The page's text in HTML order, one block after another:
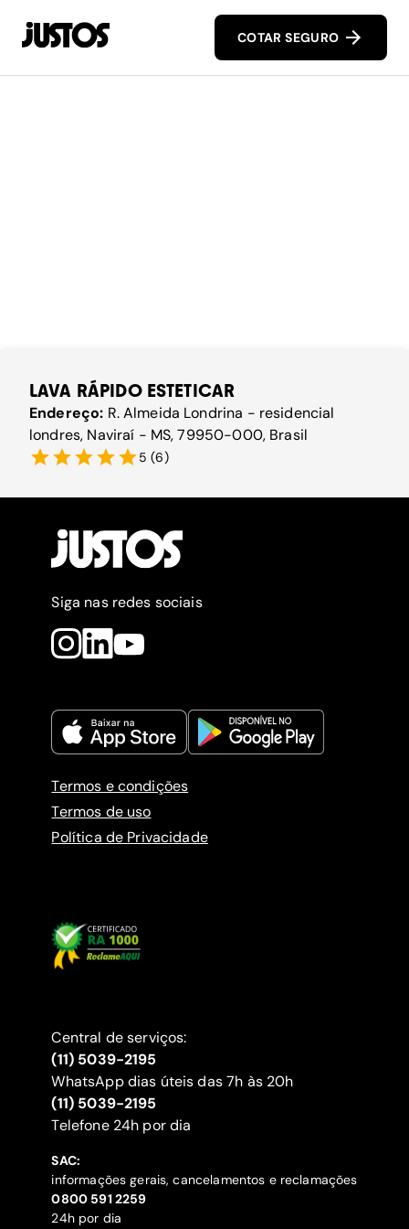
COTAR SEGURO
LAVA RÁPIDO ESTETICAR
Endereço: R. Almeida Londrina - residencial
londres, Naviraí - MS, 79950-000, Brasil
5 (6)
Siga nas redes sociais
Termos e condições
Termos de uso
Política de Privacidade
Central de serviços:
(11) 5039-2195
WhatsApp dias úteis das 7h às 20h
(11) 5039-2195
‍Telefone 24h por dia
SAC:
informações gerais, cancelamentos e reclamações
‍0800 591 2259
24h por dia